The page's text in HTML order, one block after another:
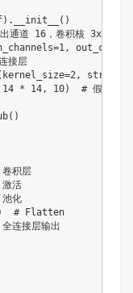
通道 16，卷积核 3x3
接层
* 14, 10)  # 假设输入
积层
活
化
# Flatten
连接层输出